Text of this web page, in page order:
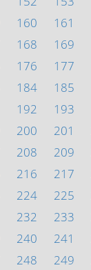
160 161
168 169
176 177
184 185
192 193
200 201
208 209
216 217
224 225
232 233
240 241
248 249